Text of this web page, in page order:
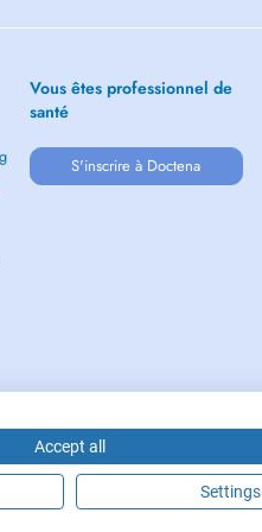
Vous êtes professionnel de
santé
S'inscrire à Doctena
Rue de la Vallée, L-2661 Luxembourg
Accept all
Settings